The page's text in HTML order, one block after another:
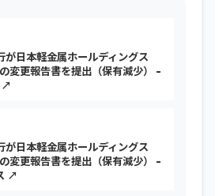
が日本軽金属ホールディングス
変更報告書を提出（保有減少） -
↗
が日本軽金属ホールディングス
変更報告書を提出（保有減少） -
↗